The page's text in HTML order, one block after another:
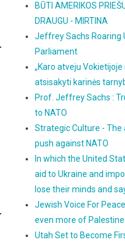
BŪTI AMERIKOS
DRAUGU - MIRTINA
Jeffrey Sachs Roaring
Parliament
„Karo atveju
atsisakyti karinės
Prof. Jeffrey Sachs :
to NATO
Strategic Culture - The
push against NATO
In which the United
aid to Ukraine and
lose their minds and
Jewish Voice For
even more of Palestine.
Utah Set to Become